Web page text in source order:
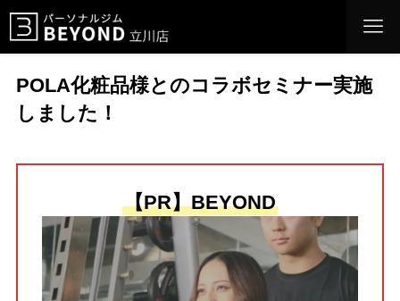
POLA化粧品様とのコラボセミナー実施
しました！
【PR】BEYOND